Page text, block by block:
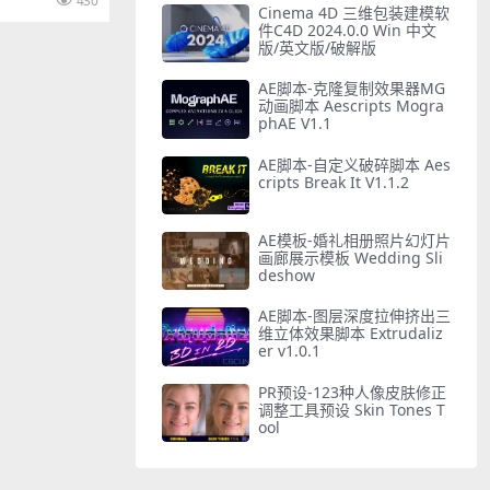
Cinema 4D 三维包装建模软
件C4D 2024.0.0 Win 中文
版/英文版/破解版
AE脚本-克隆复制效果器MG
动画脚本 Aescripts Mogra
phAE V1.1
AE脚本-自定义破碎脚本 Aes
cripts Break It V1.1.2
AE模板-婚礼相册照片幻灯片
画廊展示模板 Wedding Sli
deshow
AE脚本-图层深度拉伸挤出三
维立体效果脚本 Extrudaliz
er v1.0.1
PR预设-123种人像皮肤修正
调整工具预设 Skin Tones T
ool